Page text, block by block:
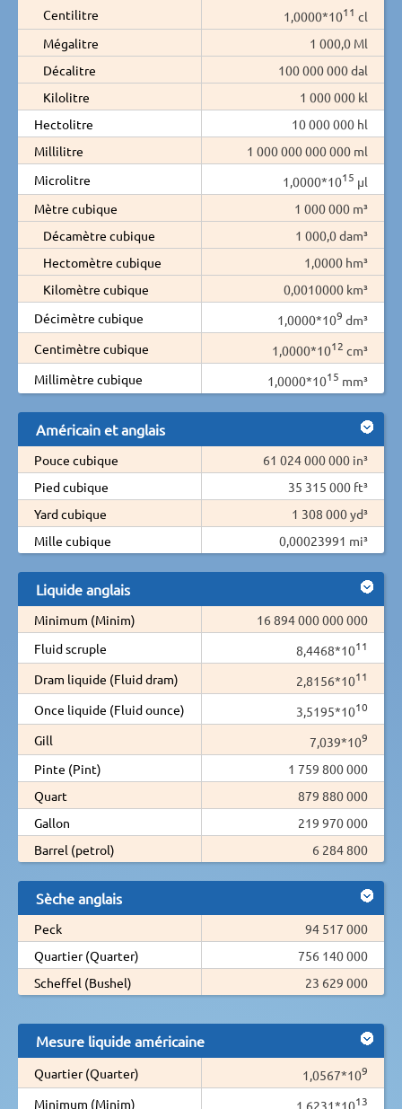
Centilitre
1,0000*1011 cl
Mégalitre
1 000,0 Ml
Décalitre
100 000 000 dal
Kilolitre
1 000 000 kl
Hectolitre
10 000 000 hl
Millilitre
1 000 000 000 000 ml
Microlitre
1,0000*1015 µl
Mètre cubique
1 000 000 m³
Décamètre cubique
1 000,0 dam³
Hectomètre cubique
1,0000 hm³
Kilomètre cubique
0,0010000 km³
Décimètre cubique
1,0000*109 dm³
Centimètre cubique
1,0000*1012 cm³
Millimètre cubique
1,0000*1015 mm³
Américain et anglais
Pouce cubique
61 024 000 000 in³
Pied cubique
35 315 000 ft³
Yard cubique
1 308 000 yd³
Mille cubique
0,00023991 mi³
Liquide anglais
Minimum (Minim)
16 894 000 000 000
Fluid scruple
8,4468*1011
Dram liquide (Fluid dram) 2,8156*1011
Once liquide (Fluid ounce) 3,5195*1010
Gill 7,039*109
Pinte (Pint)
1 759 800 000
Quart
879 880 000
Gallon
219 970 000
Barrel (petrol)
6 284 800
Sèche anglais
Peck
94 517 000
Quartier (Quarter)
756 140 000
Scheffel (Bushel)
23 629 000
Mesure liquide américaine
Quartier (Quarter) 1,0567*109
Minimum (Minim) 1,6231*1013